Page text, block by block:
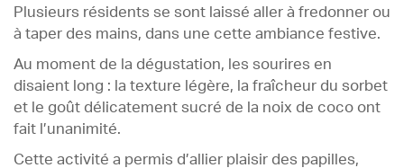
Plusieurs résidents se sont laissé aller à fredonner ou
à taper des mains, dans une cette ambiance festive.
Au moment de la dégustation, les sourires en
disaient long : la texture légère, la fraîcheur du sorbet
et le goût délicatement sucré de la noix de coco ont
fait l’unanimité.
Cette activité a permis d’allier plaisir des papilles,